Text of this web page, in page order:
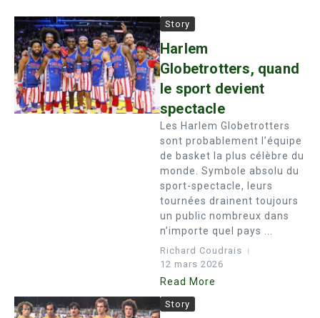
Story
Harlem
Globetrotters, quand
le sport devient
spectacle
Les Harlem Globetrotters
sont probablement l’équipe
de basket la plus célèbre du
monde. Symbole absolu du
sport-spectacle, leurs
tournées drainent toujours
un public nombreux dans
n’importe quel pays ...
Richard Coudrais
12 mars 2026
Read More
Story